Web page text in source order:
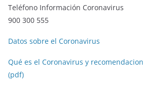
Teléfono Información Coronavirus
900 300 555
Datos sobre el Coronavirus
Qué es el Coronavirus y
(pdf)